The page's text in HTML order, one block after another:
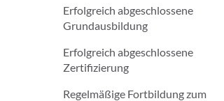
Erfolgreich abgeschlossene
Grundausbildung
Erfolgreich abgeschlossene
Zertifizierung
Regelmäßige Fortbildung zum